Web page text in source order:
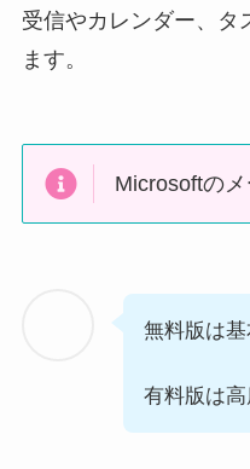
受信やカレンダー、タ
ます。
Microsoftの
無料版は
有料版は